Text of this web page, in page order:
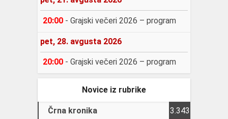
20:00 - Grajski večeri 2026 – program
pet, 28. avgusta 2026
20:00 - Grajski večeri 2026 – program
Novice iz rubrike
Črna kronika
3.343